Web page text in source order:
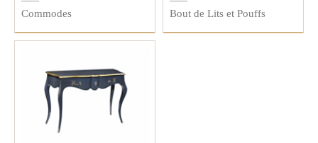
Commodes Bout de Lits et Pouffs